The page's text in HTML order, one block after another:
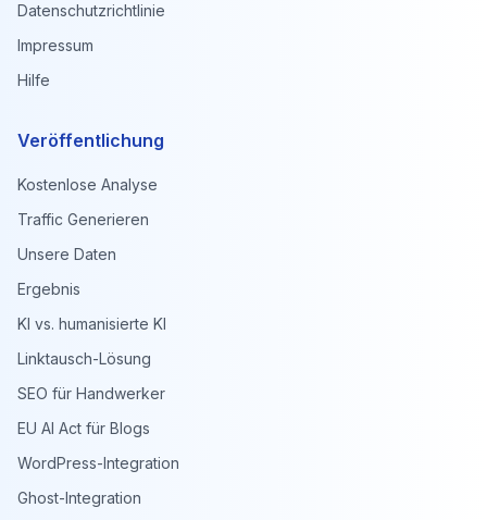
Datenschutzrichtlinie
Impressum
Hilfe
Veröffentlichung
Kostenlose Analyse
Traffic Generieren
Unsere Daten
Ergebnis
KI vs. humanisierte KI
Linktausch-Lösung
SEO für Handwerker
EU AI Act für Blogs
WordPress-Integration
Ghost-Integration